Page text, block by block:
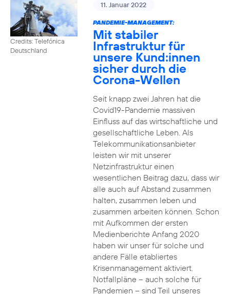
Credits: Telefónica
Deutschland
11. Januar 2022
PANDEMIE-MANAGEMENT:
Mit stabiler
Infrastruktur für
unsere Kund:innen
sicher durch die
Corona-Wellen
Seit knapp zwei Jahren hat die
Covid19-Pandemie massiven
Einfluss auf das wirtschaftliche und
gesellschaftliche Leben. Als
Telekommunikationsanbieter
leisten wir mit unserer
Netzinfrastruktur einen
wesentlichen Beitrag dazu, dass wir
alle auch auf Abstand zusammen
halten, zusammen leben und
zusammen arbeiten können. Schon
mit Aufkommen der ersten
Medienberichte Anfang 2020
haben wir unser für solche und
andere Fälle etabliertes
Krisenmanagement aktiviert.
Notfallpläne – auch solche für
Pandemien – sind Teil unseres